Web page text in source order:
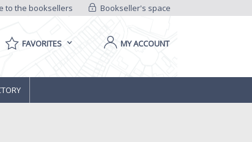
Bookseller's space
to the booksellers
FAVORITES MY ACCOUNT